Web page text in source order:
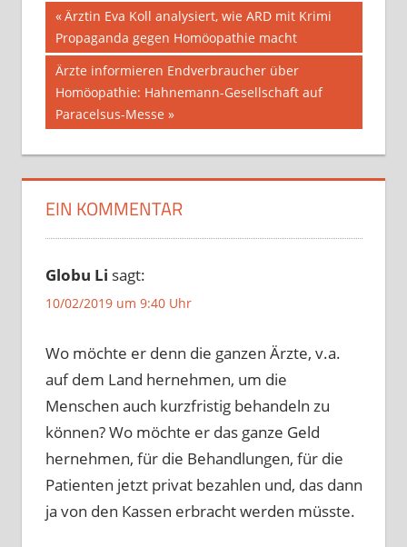
Beitragsnavigation
Vorheriger
Beitrag:
Ärztin Eva Koll analysiert, wie ARD mit Krimi
Propaganda gegen Homöopathie macht
Nächster
Beitrag:
Ärzte informieren Endverbraucher über
Homöopathie: Hahnemann-Gesellschaft auf
Paracelsus-Messe
EIN KOMMENTAR
Globu Li sagt:
10/02/2019 um 9:40 Uhr
Wo möchte er denn die ganzen Ärzte, v.a.
auf dem Land hernehmen, um die
Menschen auch kurzfristig behandeln zu
können? Wo möchte er das ganze Geld
hernehmen, für die Behandlungen, für die
Patienten jetzt privat bezahlen und, das dann
ja von den Kassen erbracht werden müsste.